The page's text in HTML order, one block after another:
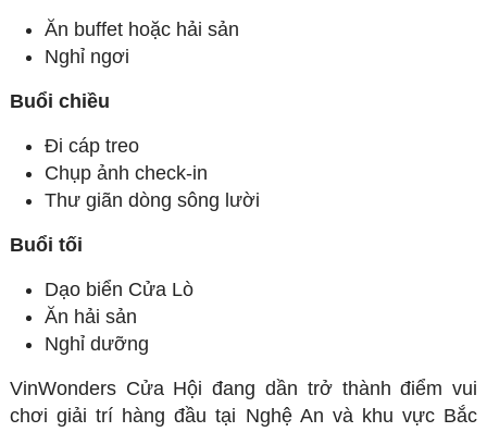
Ăn buffet hoặc hải sản
Nghỉ ngơi
Buổi chiều
Đi cáp treo
Chụp ảnh check-in
Thư giãn dòng sông lười
Buổi tối
Dạo biển Cửa Lò
Ăn hải sản
Nghỉ dưỡng
VinWonders Cửa Hội đang dần trở thành điểm vui
chơi giải trí hàng đầu tại Nghệ An và khu vực Bắc